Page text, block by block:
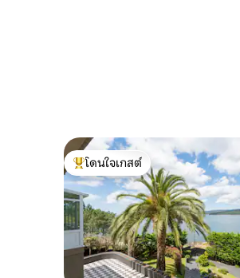
โดนใจเกสต์ที่สุด
โดนใจเกสต์